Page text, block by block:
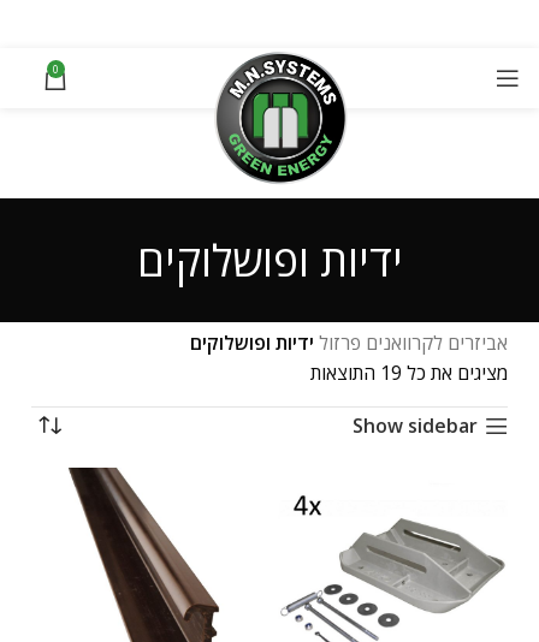
0
ידיות ופושלוקים
אביזרים לקרוואנים פרזול ידיות ופושלוקים
מציגים את כל ⁦19⁩ התוצאות
Show sidebar